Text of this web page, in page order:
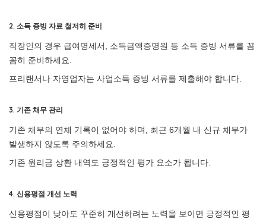
2. 소득 증빙 자료 철저히 준비
직장인의 경우 급여명세서, 소득금액증명원 등 소득 증빙 서류를 꼼
꼼히 준비하세요.
프리랜서나 자영업자는 사업소득 증빙 서류를 제출해야 합니다.
3. 기존 채무 관리
기존 채무의 연체 기록이 없어야 하며, 최근 6개월 내 신규 채무가
발생하지 않도록 주의하세요.
기존 원리금 상환 내역도 긍정적인 평가 요소가 됩니다.
4. 신용평점 개선 노력
신용평점이 낮아도 꾸준히 개선하려는 노력을 보이면 긍정적인 평